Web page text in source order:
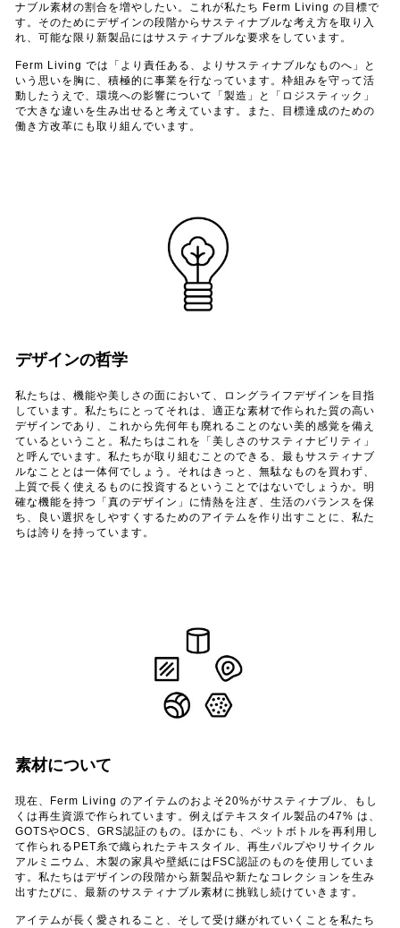
ナブル素材の割合を増やしたい。これが私たち Ferm Living の目標で
す。そのためにデザインの段階からサスティナブルな考え方を取り入
れ、可能な限り新製品にはサスティナブルな要求をしています。
Ferm Living では「より責任ある、よりサスティナブルなものへ」と
いう思いを胸に、積極的に事業を行なっています。枠組みを守って活
動したうえで、環境への影響について「製造」と「ロジスティック」
で大きな違いを生み出せると考えています。また、目標達成のための
働き方改革にも取り組んでいます。
デザインの哲学
私たちは、機能や美しさの面において、ロングライフデザインを目指
しています。私たちにとってそれは、適正な素材で作られた質の高い
デザインであり、これから先何年も廃れることのない美的感覚を備え
ているということ。私たちはこれを「美しさのサスティナビリティ」
と呼んでいます。私たちが取り組むことのできる、最もサスティナブ
ルなこととは一体何でしょう。それはきっと、無駄なものを買わず、
上質で長く使えるものに投資するということではないでしょうか。明
確な機能を持つ「真のデザイン」に情熱を注ぎ、生活のバランスを保
ち、良い選択をしやすくするためのアイテムを作り出すことに、私た
ちは誇りを持っています。
素材について
現在、Ferm Living のアイテムのおよそ20%がサスティナブル、もし
くは再生資源で作られています。例えばテキスタイル製品の47% は、
GOTSやOCS、GRS認証のもの。ほかにも、ペットボトルを再利用し
て作られるPET糸で織られたテキスタイル、再生パルプやリサイクル
アルミニウム、木製の家具や壁紙にはFSC認証のものを使用していま
す。私たちはデザインの段階から新製品や新たなコレクションを生み
出すたびに、最新のサスティナブル素材に挑戦し続けていきます。
アイテムが長く愛されること、そして受け継がれていくことを私たち